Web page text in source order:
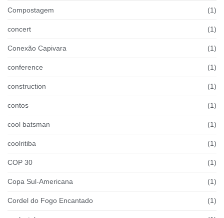
Compostagem (1)
concert (1)
Conexão Capivara (1)
conference (1)
construction (1)
contos (1)
cool batsman (1)
coolritiba (1)
COP 30 (1)
Copa Sul-Americana (1)
Cordel do Fogo Encantado (1)